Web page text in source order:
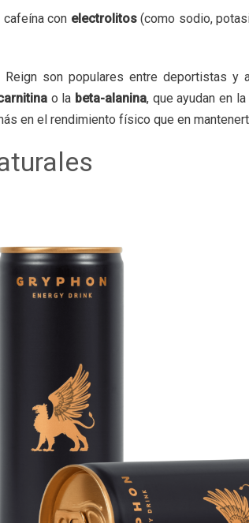
cafeína con electrolitos(como sodio,
Reign son populares entre deportistas y
o la beta-alanina, que ayudan en
en el rendimiento físico que en